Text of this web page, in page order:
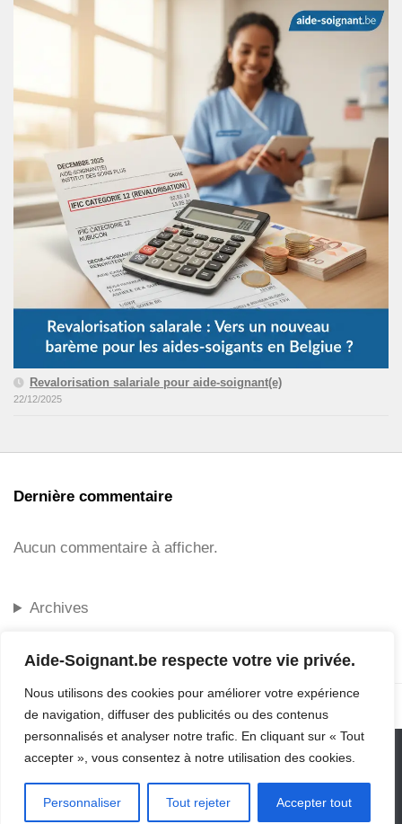
Aide-Soignant.be respecte votre vie privée.
Nous utilisons des cookies pour améliorer votre expérience
de navigation, diffuser des publicités ou des contenus
personnalisés et analyser notre trafic. En cliquant sur « Tout
accepter », vous consentez à notre utilisation des cookies.
Personnaliser Tout rejeter Accepter tout
Revalorisation salariale pour aide-soignant(e)
22/12/2025
Dernière commentaire
Aucun commentaire à afficher.
Archives
Aide-Soignant.be © 2006 - 2026 Tous droits réservés.